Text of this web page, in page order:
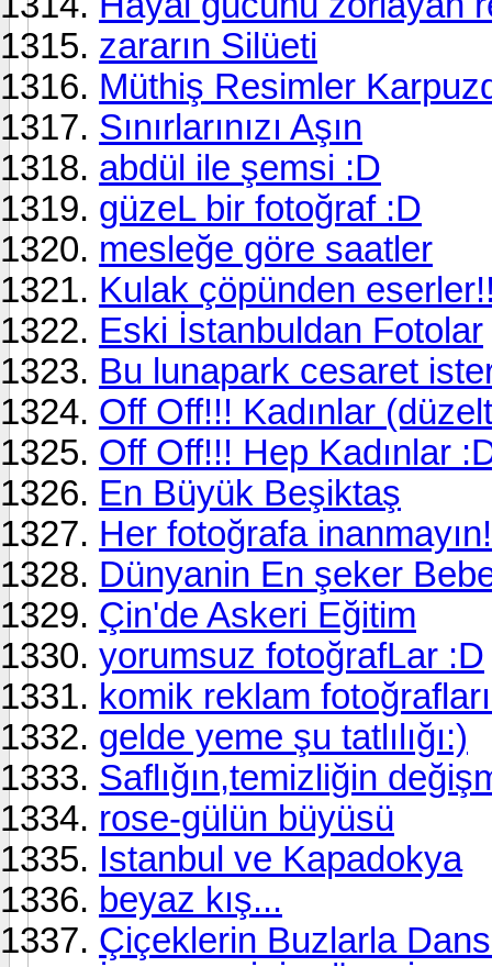
zararın Silüeti
Müthiş Resimler
Sınırlarınızı Aşın
abdül ile şemsi :D
güzeL bir fotoğraf :D
mesleğe göre saatler
Kulak çöpünden
Eski İstanbuldan Fotolar
Bu lunapark cesaret
Off Off!!! Kadınlar
Off Off!!! Hep Kadınlar
En Büyük Beşiktaş
Her fotoğrafa inanmayın!
Dünyanin En şeker
Çin'de Askeri Eğitim
yorumsuz fotoğrafLar :D
komik reklam
gelde yeme şu tatlılığı:)
Saflığın,temizliğin
rose-gülün büyüsü
Istanbul ve Kapadokya
beyaz kış...
Çiçeklerin Buzlarla